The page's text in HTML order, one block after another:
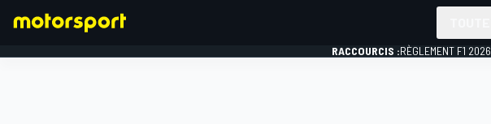
RACCOURCIS :RÈGLEMENT F1 2026